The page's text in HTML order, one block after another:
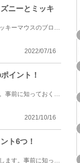
ニーとミッキ
東京ディズニーシーのディズニーシー・プラザにあるウォルト・ディズニーとミッキーマウスのブロンズ像...
2022/07/16
イント！
ディズニーシーで赤ちゃんと一緒に最大限楽しむためのポイントをご紹介します。事前に知っておくといい...
2021/10/16
ト6つ！
東京ディズニーランドで赤ちゃんと一緒に最大限楽しむためのポイントをご紹介します。事前に知っておく...